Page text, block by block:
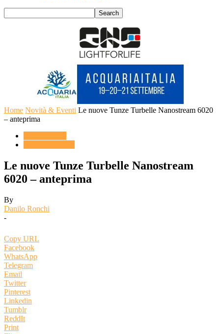
Home Novità & Eventi Le nuove Tunze Turbelle Nanostream 6020
– anteprima
Le nuove Tunze Turbelle Nanostream
6020 – anteprima
By
Danilo Ronchi
-
Copy URL
Facebook
WhatsApp
Telegram
Email
Twitter
Pinterest
Linkedin
Tumblr
ReddIt
Print